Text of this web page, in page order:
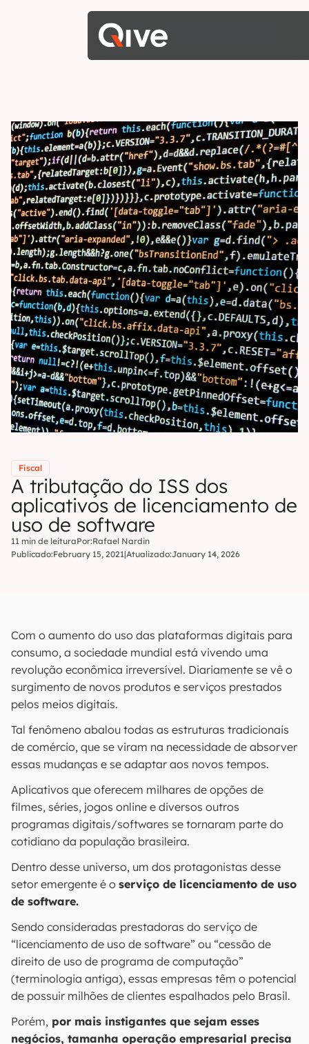
Fiscal
A tributação do ISS dos
aplicativos de licenciamento de
uso de software
11 min de leituraPor:Rafael Nardin
Publicado:February 15, 2021|Atualizado:January 14, 2026
Com o aumento do uso das plataformas digitais para
consumo, a sociedade mundial está vivendo uma
revolução econômica irreversível. Diariamente se vê o
surgimento de novos produtos e serviços prestados
pelos meios digitais.
Tal fenômeno abalou todas as estruturas tradicionais
de comércio, que se viram na necessidade de absorver
essas mudanças e se adaptar aos novos tempos.
Aplicativos que oferecem milhares de opções de
filmes, séries, jogos online e diversos outros
programas digitais/softwares se tornaram parte do
cotidiano da população brasileira.
Dentro desse universo, um dos protagonistas desse
setor emergente é o serviço de licenciamento de uso
de software.
Sendo consideradas prestadoras do serviço de
“licenciamento de uso de software” ou “cessão de
direito de uso de programa de computação”
(terminologia antiga), essas empresas têm o potencial
de possuir milhões de clientes espalhados pelo Brasil.
Porém, por mais instigantes que sejam esses
negócios, tamanha operação empresarial precisa